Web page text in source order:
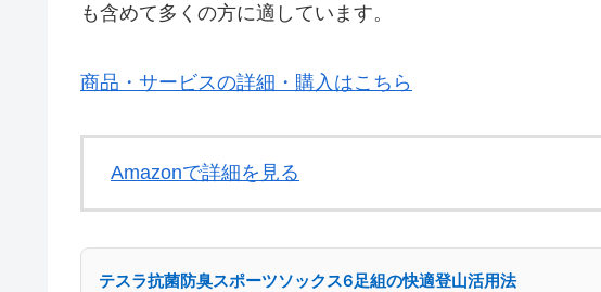
も含めて多くの方に適しています。
商品・サービスの詳細・購入はこちら
Amazonで詳細を見る
テスラ抗菌防臭スポーツソックス6足組の快適登山活用法